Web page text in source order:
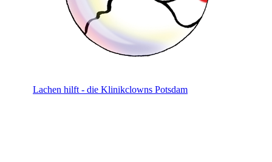
Lachen hilft - die Klinikclowns Potsdam